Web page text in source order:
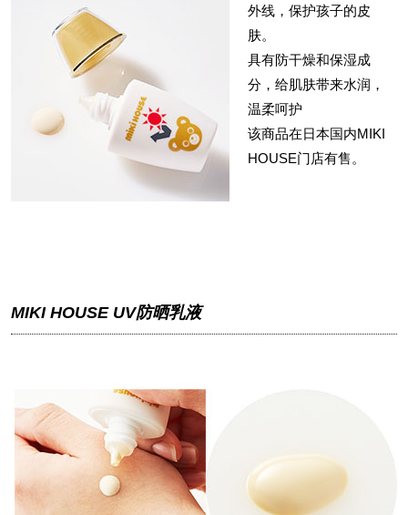
外线，保护孩子的皮
肤。
具有防干燥和保湿成
分，给肌肤带来水润，
温柔呵护
该商品在日本国内MIKI
HOUSE门店有售。
MIKI HOUSE UV防晒乳液